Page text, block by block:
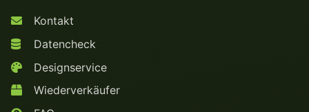
Kontakt
Datencheck
Designservice
Wiederverkäufer